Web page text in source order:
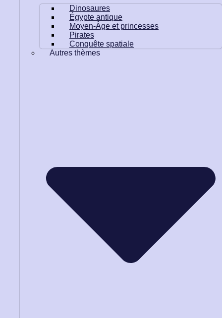
Dinosaures
Égypte antique
Moyen-Âge et princesses
Pirates
Conquête spatiale
Autres thèmes